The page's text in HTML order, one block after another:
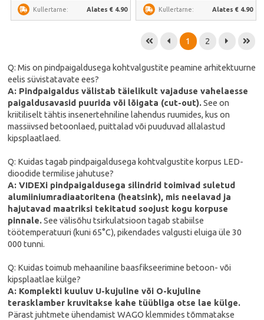
Kullertarne: Alates € 4.90 Kullertarne: Alates € 4.90
1 2
Q: Mis on pindpaigaldusega kohtvalgustite peamine arhitektuurne
eelis süvistatavate ees?
A: Pindpaigaldus välistab täielikult vajaduse vahelaesse
paigaldusavasid puurida või lõigata (cut-out).See on
kriitiliselt tähtis insenertehniline lahendus ruumides, kus on
massiivsed betoonlaed, puittalad või puuduvad allalastud
kipsplaatlaed.
Q: Kuidas tagab pindpaigaldusega kohtvalgustite korpus LED-
dioodide termilise jahutuse?
A: VIDEXi pindpaigaldusega silindrid toimivad suletud
alumiiniumradiaatoritena (heatsink), mis neelavad ja
hajutavad maatriksi tekitatud soojust kogu korpuse
pinnale.See välisõhu tsirkulatsioon tagab stabiilse
töötemperatuuri (kuni 65°C), pikendades valgusti eluiga üle 30
000 tunni.
Q: Kuidas toimub mehaaniline baasfikseerimine betoon- või
kipsplaatlae külge?
A: Komplekti kuuluv U-kujuline või O-kujuline
terasklamber kruvitakse kahe tüübliga otse lae külge.
Pärast juhtmete ühendamist WAGO klemmides tõmmatakse